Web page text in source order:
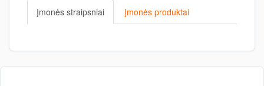
Įmonės straipsniai Įmonės produktai